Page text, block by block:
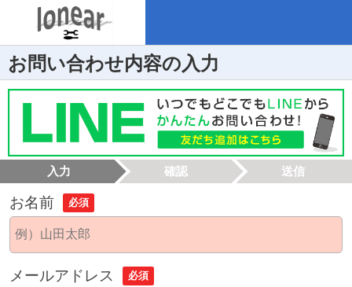
お問い合わせ内容の入力
入力 確認 送信
お名前 必須
メールアドレス 必須